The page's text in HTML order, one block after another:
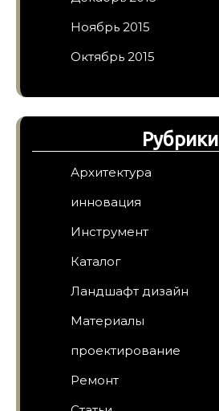
Ноябрь 2015
Октябрь 2015
Рубрики
Архитектура
инновация
Инструмент
Каталог
Ландшафт дизайн
Материалы
проектирование
Ремонт